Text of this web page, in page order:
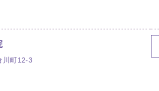
川町12-3